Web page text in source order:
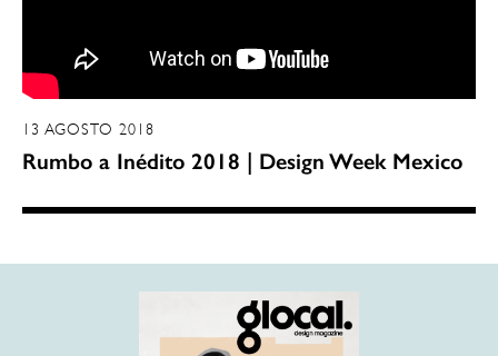
13 AGOSTO 2018
Rumbo a Inédito 2018 | Design Week Mexico